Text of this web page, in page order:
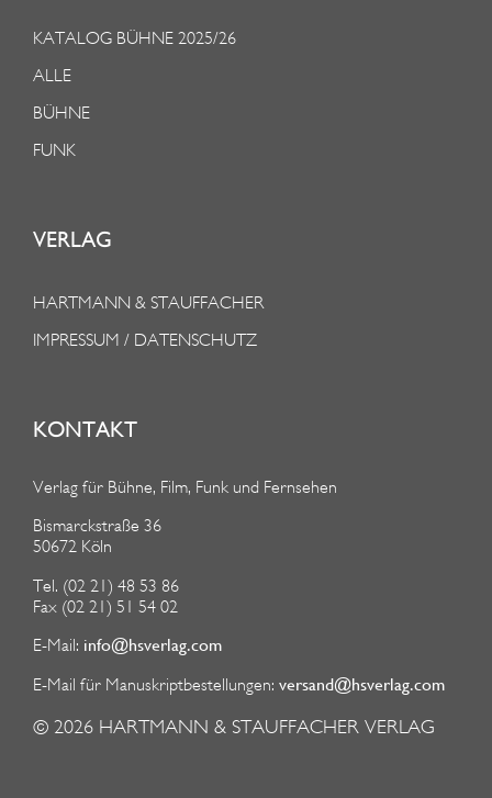
KATALOG BÜHNE 2025/26
ALLE
BÜHNE
FUNK
VERLAG
HARTMANN & STAUFFACHER
IMPRESSUM / DATENSCHUTZ
KONTAKT
Verlag für Bühne, Film, Funk und Fernsehen
Bismarckstraße 36
50672 Köln
Tel. (02 21) 48 53 86
Fax (02 21) 51 54 02
E-Mail: info@hsverlag.com
E-Mail für Manuskriptbestellungen: versand@hsverlag.com
© 2026 HARTMANN & STAUFFACHER VERLAG